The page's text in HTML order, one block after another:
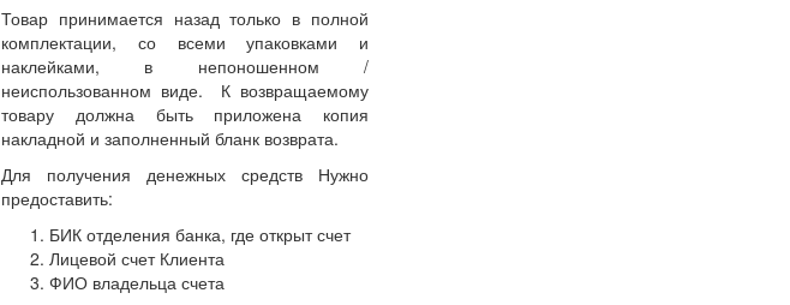
Товар принимается назад только в полной
комплектации, со всеми упаковками и
наклейками, в непоношенном /
неиспользованном виде. К возвращаемому
товару должна быть приложена копия
накладной и заполненный бланк возврата.
Для получения денежных средств Нужно
предоставить:
БИК отделения банка, где открыт счет
Лицевой счет Клиента
ФИО владельца счета